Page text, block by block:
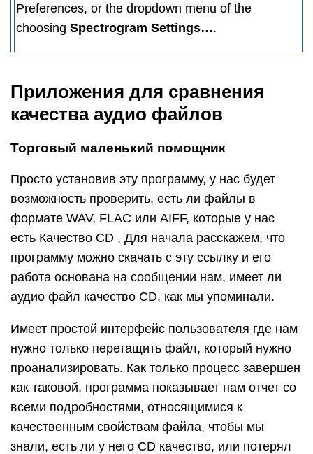
Preferences, or the dropdown menu of the
choosing Spectrogram Settings….
Приложения для сравнения
качества аудио файлов
Торговый маленький помощник
Просто установив эту программу, у нас будет
возможность проверить, есть ли файлы в
формате WAV, FLAC или AIFF, которые у нас
есть Качество CD , Для начала расскажем, что
программу можно скачать с эту ссылку и его
работа основана на сообщении нам, имеет ли
аудио файл качество CD, как мы упоминали.
Имеет простой интерфейс пользователя где нам
нужно только перетащить файл, который нужно
проанализировать. Как только процесс завершен
как таковой, программа показывает нам отчет со
всеми подробностями, относящимися к
качественным свойствам файла, чтобы мы
знали, есть ли у него CD качество, или потерял